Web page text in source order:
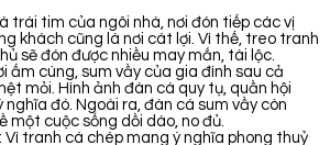
trái tim của ngôi nhà, nơi đón tiếp các vị
khách cũng là nơi cát lợi. Vì thế, treo tranh
sẽ đón được nhiều may mắn, tài lộc.
ấm cúng, sum vầy của gia đình sau cả
mỏi. Hình ảnh đàn cá quy tụ, quần hội
nghĩa đó. Ngoài ra, đàn cá sum vầy còn
một cuộc sống dồi dào, no đủ.
Vì tranh cá chép mang ý nghĩa phong thuỷ